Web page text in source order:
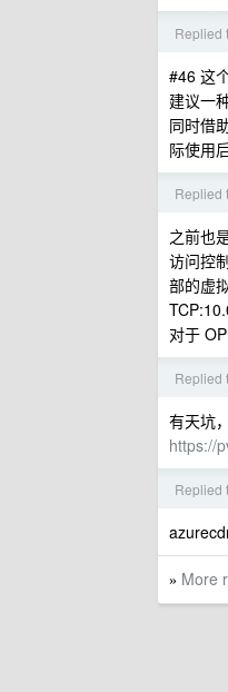
Replied
#46 这
建议一
同时借
际使用
Replied
之前也
访问控
部的虚
对于
Replied
有天坑
https://
Replied
» More